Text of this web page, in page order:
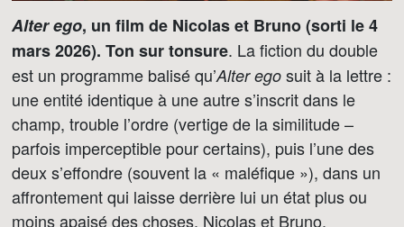
Alter ego, un film de Nicolas et Bruno (sorti le 4
mars 2026). Ton sur tonsure. La fiction du double
est un programme balisé qu’Alter ego suit à la lettre :
une entité identique à une autre s’inscrit dans le
champ, trouble l’ordre (vertige de la similitude –
parfois imperceptible pour certains), puis l’une des
deux s’effondre (souvent la « maléfique »), dans un
affrontement qui laisse derrière lui un état plus ou
moins apaisé des choses. Nicolas et Bruno,